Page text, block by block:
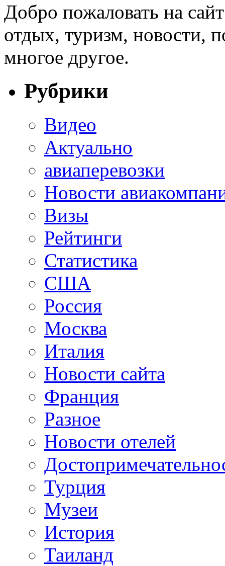
Добро пожаловать на
отдых, туризм, новости,
многое другое.
Рубрики
Видео
Актуально
авиаперевозки
Новости
Визы
Рейтинги
Статистика
США
Россия
Москва
Италия
Новости сайта
Франция
Разное
Новости отелей
Турция
Музеи
История
Таиланд